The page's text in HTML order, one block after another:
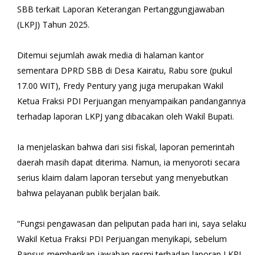
SBB terkait Laporan Keterangan Pertanggungjawaban
(LKPJ) Tahun 2025.
Ditemui sejumlah awak media di halaman kantor
sementara DPRD SBB di Desa Kairatu, Rabu sore (pukul
17.00 WIT), Fredy Pentury yang juga merupakan Wakil
Ketua Fraksi PDI Perjuangan menyampaikan pandangannya
terhadap laporan LKPJ yang dibacakan oleh Wakil Bupati.
Ia menjelaskan bahwa dari sisi fiskal, laporan pemerintah
daerah masih dapat diterima. Namun, ia menyoroti secara
serius klaim dalam laporan tersebut yang menyebutkan
bahwa pelayanan publik berjalan baik.
“Fungsi pengawasan dan peliputan pada hari ini, saya selaku
Wakil Ketua Fraksi PDI Perjuangan menyikapi, sebelum